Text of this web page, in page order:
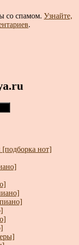
со спамом. Узнайте,
.
[подборка нот]